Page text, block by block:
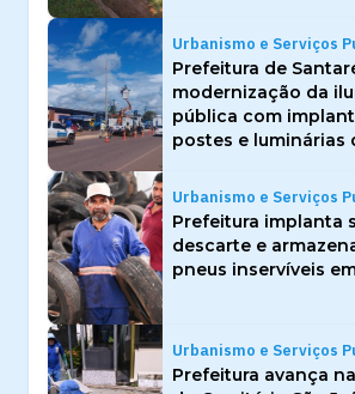
Urbanismo e Serviços
Prefeitura de
modernização da
pública com
postes e luminárias
Urbanismo e Serviços
Prefeitura implanta
descarte e
pneus inservíveis
Urbanismo e Serviços
Prefeitura avança